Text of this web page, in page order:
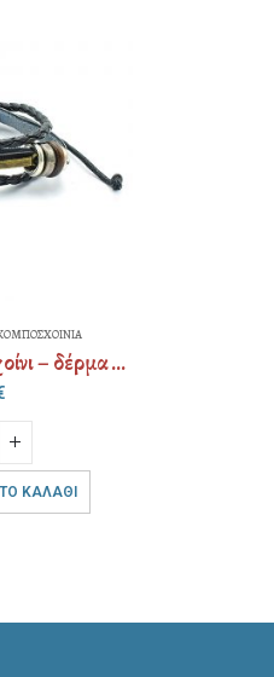
ΔΩΡΑ,ΚΟΜΠΟΣΧΟΙΝΙΑ
κερωμένο ψιλό χρώμα
ΣΤΟ ΚΑΛΆΘΙ